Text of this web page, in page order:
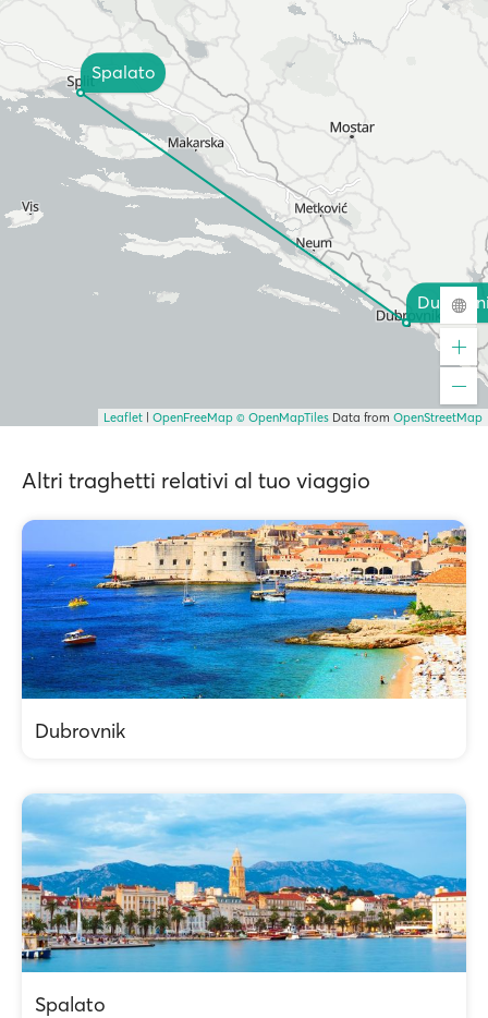
Spalato
Leaflet OpenFreeMap © OpenMapTiles Data from OpenStreetMap
Altri traghetti relativi al tuo viaggio
Dubrovnik
Spalato